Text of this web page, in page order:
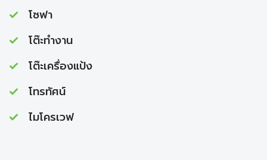
โซฟา
โต๊ะทำงาน
โต๊ะเครื่องแป้ง
โทรทัศน์
ไมโครเวฟ